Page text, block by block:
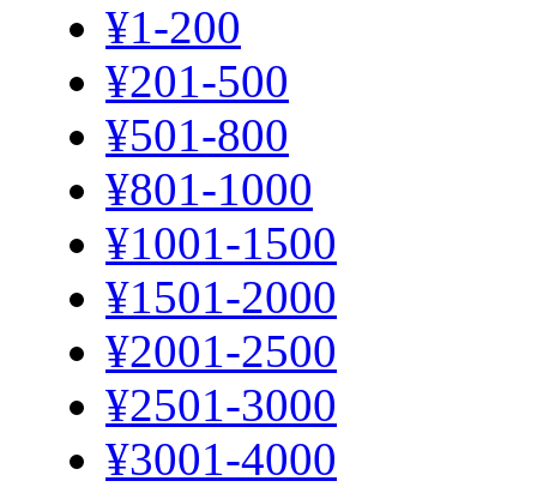
¥1-200
¥201-500
¥501-800
¥801-1000
¥1001-1500
¥1501-2000
¥2001-2500
¥2501-3000
¥3001-4000